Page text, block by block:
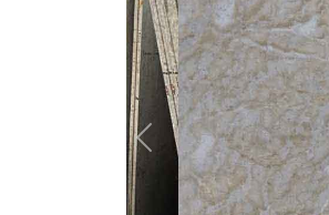
Previous